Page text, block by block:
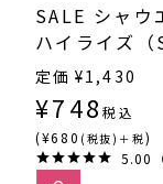
SALE シャウ
ハイライズ
536）
定価 ¥1,430
¥748税込
(¥680 (税抜)＋税)
5.00